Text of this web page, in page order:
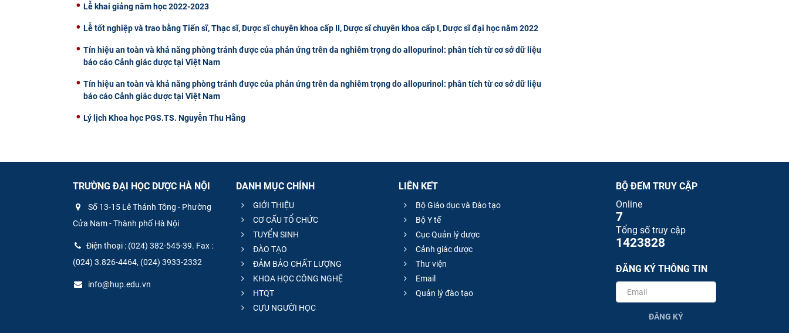
Lễ khai giảng năm học 2022-2023
Lễ tốt nghiệp và trao bằng Tiến sĩ, Thạc sĩ, Dược sĩ chuyên khoa cấp II, Dược sĩ chuyên khoa cấp I, Dược sĩ đại học năm 2022
Tín hiệu an toàn và khả năng phòng tránh được của phản ứng trên da nghiêm trọng do allopurinol: phân tích từ cơ sở dữ liệu
báo cáo Cảnh giác dược tại Việt Nam
Tín hiệu an toàn và khả năng phòng tránh được của phản ứng trên da nghiêm trọng do allopurinol: phân tích từ cơ sở dữ liệu
báo cáo Cảnh giác dược tại Việt Nam
Lý lịch Khoa học PGS.TS. Nguyễn Thu Hằng
TRƯỜNG ĐẠI HỌC DƯỢC HÀ NỘI
Số 13-15 Lê Thánh Tông - Phường
Cửa Nam - Thành phố Hà Nội
Điện thoại : (024) 382-545-39. Fax :
(024) 3.826-4464, (024) 3933-2332
info@hup.edu.vn
DANH MỤC CHÍNH
GIỚI THIỆU
CƠ CẤU TỔ CHỨC
TUYỂN SINH
ĐÀO TẠO
ĐẢM BẢO CHẤT LƯỢNG
KHOA HỌC CÔNG NGHỆ
HTQT
CỰU NGƯỜI HỌC
LIÊN KẾT
Bộ Giáo dục và Đào tạo
Bộ Y tế
Cục Quản lý dược
Cảnh giác dược
Thư viện
Email
Quản lý đào tạo
BỘ ĐẾM TRUY CẬP
Online
7
Tổng số truy cập
1423828
ĐĂNG KÝ THÔNG TIN
ĐĂNG KÝ